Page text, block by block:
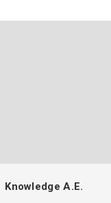
Knowledge A.E.